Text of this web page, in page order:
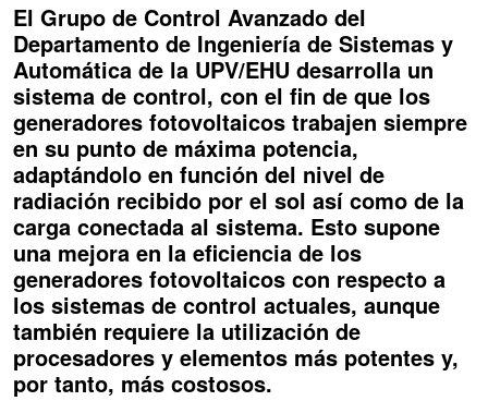
El Grupo de Control Avanzado del
Departamento de Ingeniería de Sistemas y
Automática de la UPV/EHU desarrolla un
sistema de control, con el fin de que los
generadores fotovoltaicos trabajen siempre
en su punto de máxima potencia,
adaptándolo en función del nivel de
radiación recibido por el sol así como de la
carga conectada al sistema. Esto supone
una mejora en la eficiencia de los
generadores fotovoltaicos con respecto a
los sistemas de control actuales, aunque
también requiere la utilización de
procesadores y elementos más potentes y,
por tanto, más costosos.